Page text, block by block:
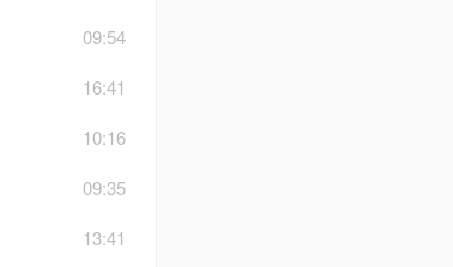
09:54
16:41
10:16
09:35
13:41